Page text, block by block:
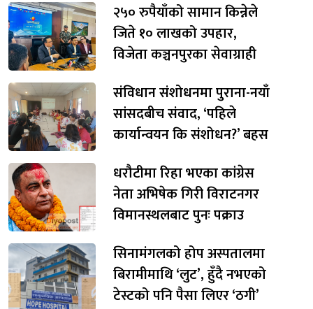
२५० रुपैयाँको सामान किन्नेले
जिते १० लाखको उपहार,
विजेता कञ्चनपुरका सेवाग्राही
संविधान संशोधनमा पुराना-नयाँ
सांसदबीच संवाद, ‘पहिले
कार्यान्वयन कि संशोधन?’ बहस
धरौटीमा रिहा भएका कांग्रेस
नेता अभिषेक गिरी विराटनगर
विमानस्थलबाट पुनः पक्राउ
सिनामंगलको होप अस्पतालमा
बिरामीमाथि ‘लुट’, हुँदै नभएको
टेस्टको पनि पैसा लिएर ‘ठगी’